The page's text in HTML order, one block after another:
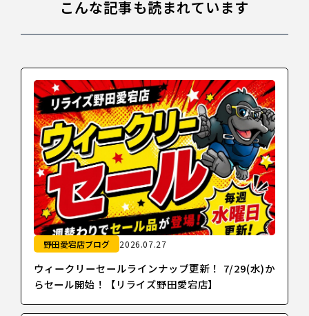
こんな記事も読まれています
野田愛宕店ブログ 2026.07.27
ウィークリーセールラインナップ更新！ 7/29(水)か
らセール開始！【リライズ野田愛宕店】